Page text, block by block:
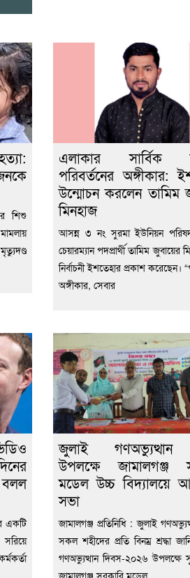
শিশু
এলাকার সার্বিক
পরিবর্তনের অঙ্গীকার:
উন্মোচন করলেন তামিম
মিনহাজ
আসন্ন ৩ নং সুরমা ইউনিয়ন পরিষদ
চেয়ারম্যান পদপ্রার্থী তামিম জুবায়ের
নির্বাচনী ইশতেহার প্রকাশ করেছেন।
অঙ্গীকার, সেবার
বলল
একটি
জুলাই গণঅভ্যুত্থান
উপলক্ষে জামালগঞ্জ
মডেল উচ্চ বিদ্যালয়ে
সভা
জামালগঞ্জ প্রতিনিধি : জুলাই
সকল শহীদের প্রতি বিনম্র শ্রদ্ধা
গণঅভ্যুত্থান দিবস-২০২৬ উপলক্ষে
জামালগঞ্জ সরকারি মডেল